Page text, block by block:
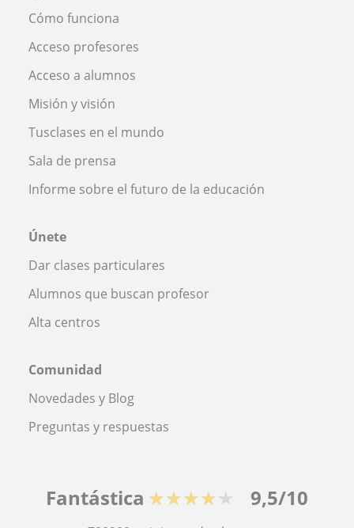
Cómo funciona
Acceso profesores
Acceso a alumnos
Misión y visión
Tusclases en el mundo
Sala de prensa
Informe sobre el futuro de la educación
Únete
Dar clases particulares
Alumnos que buscan profesor
Alta centros
Comunidad
Novedades y Blog
Preguntas y respuestas
Fantástica ★★★★★ 9,5/10